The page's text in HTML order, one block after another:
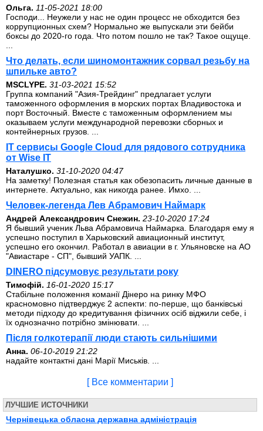
Ольга. 11-05-2021 18:00
Господи... Неужели у нас не один процесс не обходится без
коррупционных схем? Нормально же выпускали эти бейби
боксы до 2020-го года. Что потом пошло не так? Такое ощуще.
Что делать, если шиномонтажник сорвал резьбу на
шпильке авто?
MSCLYPE. 31-03-2021 15:52
Группа компаний "Азия-Трейдинг" предлагает услуги
таможенного оформления в морских портах Владивостока и
порт Восточный. Вместе с таможенным оформлением мы
оказываем услуги международной перевозки сборных и
контейнерных грузов. ...
IT сервисы Google Cloud для рядового сотрудника
от Wise IT
Наталушко. 31-10-2020 04:47
На заметку! Полезная статья как обезопасить личные данные в
интернете. Актуально, как никогда ранее. Имхо. ...
Человек-легенда Лев Абрамович Наймарк
Андрей Александрович Снежин. 23-10-2020 17:24
Я бывший ученик Льва Абрамовича Наймарка. Благодаря ему я
успешно поступил в Харьковский авиационный институт,
успешно его окончил. Работал в авиации в г. Ульяновске на АО
"Авиастаре - СП", бывший УАПК. ...
DINERO підсумовує результати року
Тимофій. 16-01-2020 15:17
Стабільне положення команії Дінеро на ринку МФО
красномовно підтверджує 2 аспекти: по-перше, що банківські
методи підходу до кредитування фізичних осіб віджили себе, і
їх однозначно потрібно змінювати. ...
Після голкотерапії люди стають сильнішими
Анна. 06-10-2019 21:22
надайте контактні дані Марії Миськів. ...
[ Все комментарии ]
ЛУЧШИЕ ИСТОЧНИКИ
Чернівецька обласна державна адміністрація